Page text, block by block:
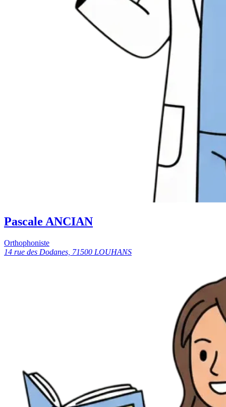
Pascale ANCIAN
Orthophoniste
14 rue des Dodanes, 71500 LOUHANS